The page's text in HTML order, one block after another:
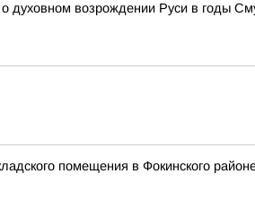
духовном возрождении Руси в годы
помещения в Фокинского